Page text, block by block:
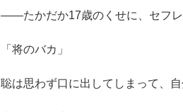
――たかだか17歳のくせに、セフレ
「将のバカ」
聡は思わず口に出してしまって、自